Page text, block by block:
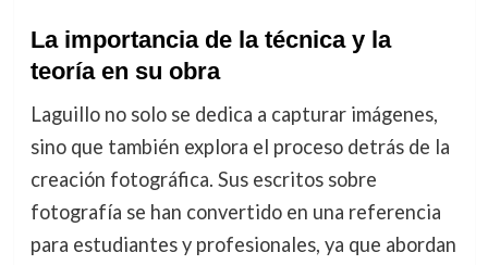
La importancia de la técnica y la
teoría en su obra
Laguillo no solo se dedica a capturar imágenes,
sino que también explora el proceso detrás de la
creación fotográfica. Sus escritos sobre
fotografía se han convertido en una referencia
para estudiantes y profesionales, ya que abordan